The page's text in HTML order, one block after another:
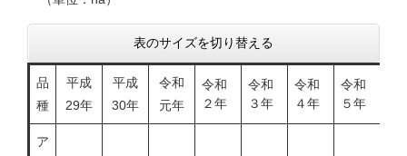
表のサイズを切り替える
品
種
平成
29年
平成
30年
令和
元年
令和
２年
令和
３年
令和
４年
令和
５年
ア